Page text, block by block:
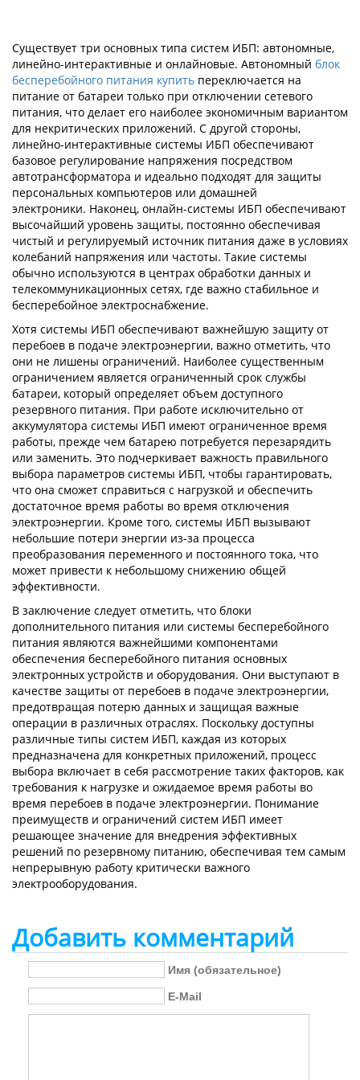
Существует три основных типа систем ИБП: автономные,
линейно-интерактивные и онлайновые. Автономный блок
бесперебойного питания купить переключается на
питание от батареи только при отключении сетевого
питания, что делает его наиболее экономичным вариантом
для некритических приложений. С другой стороны,
линейно-интерактивные системы ИБП обеспечивают
базовое регулирование напряжения посредством
автотрансформатора и идеально подходят для защиты
персональных компьютеров или домашней
электроники. Наконец, онлайн-системы ИБП обеспечивают
высочайший уровень защиты, постоянно обеспечивая
чистый и регулируемый источник питания даже в условиях
колебаний напряжения или частоты. Такие системы
обычно используются в центрах обработки данных и
телекоммуникационных сетях, где важно стабильное и
бесперебойное электроснабжение.
Хотя системы ИБП обеспечивают важнейшую защиту от
перебоев в подаче электроэнергии, важно отметить, что
они не лишены ограничений. Наиболее существенным
ограничением является ограниченный срок службы
батареи, который определяет объем доступного
резервного питания. При работе исключительно от
аккумулятора системы ИБП имеют ограниченное время
работы, прежде чем батарею потребуется перезарядить
или заменить. Это подчеркивает важность правильного
выбора параметров системы ИБП, чтобы гарантировать,
что она сможет справиться с нагрузкой и обеспечить
достаточное время работы во время отключения
электроэнергии. Кроме того, системы ИБП вызывают
небольшие потери энергии из-за процесса
преобразования переменного и постоянного тока, что
может привести к небольшому снижению общей
эффективности.
В заключение следует отметить, что блоки
дополнительного питания или системы бесперебойного
питания являются важнейшими компонентами
обеспечения бесперебойного питания основных
электронных устройств и оборудования. Они выступают в
качестве защиты от перебоев в подаче электроэнергии,
предотвращая потерю данных и защищая важные
операции в различных отраслях. Поскольку доступны
различные типы систем ИБП, каждая из которых
предназначена для конкретных приложений, процесс
выбора включает в себя рассмотрение таких факторов, как
требования к нагрузке и ожидаемое время работы во
время перебоев в подаче электроэнергии. Понимание
преимуществ и ограничений систем ИБП имеет
решающее значение для внедрения эффективных
решений по резервному питанию, обеспечивая тем самым
непрерывную работу критически важного
электрооборудования.
Добавить комментарий
Имя (обязательное)
E-Mail